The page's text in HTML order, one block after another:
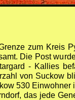
zum Kreis
Die Post
- Kallies
von Suckow
530
das jede